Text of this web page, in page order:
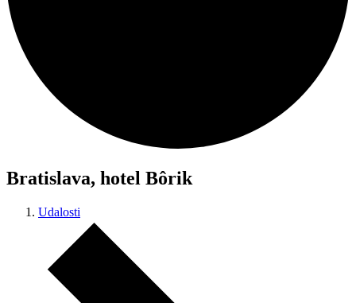
Bratislava, hotel Bôrik
Udalosti